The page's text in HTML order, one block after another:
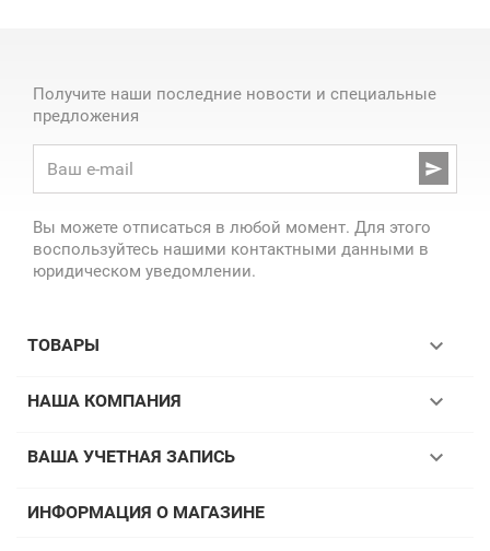
Получите наши последние новости и специальные
предложения

Вы можете отписаться в любой момент. Для этого
воспользуйтесь нашими контактными данными в
юридическом уведомлении.
ТОВАРЫ 
НАША КОМПАНИЯ 
ВАША УЧЕТНАЯ ЗАПИСЬ 
ИНФОРМАЦИЯ О МАГАЗИНЕ